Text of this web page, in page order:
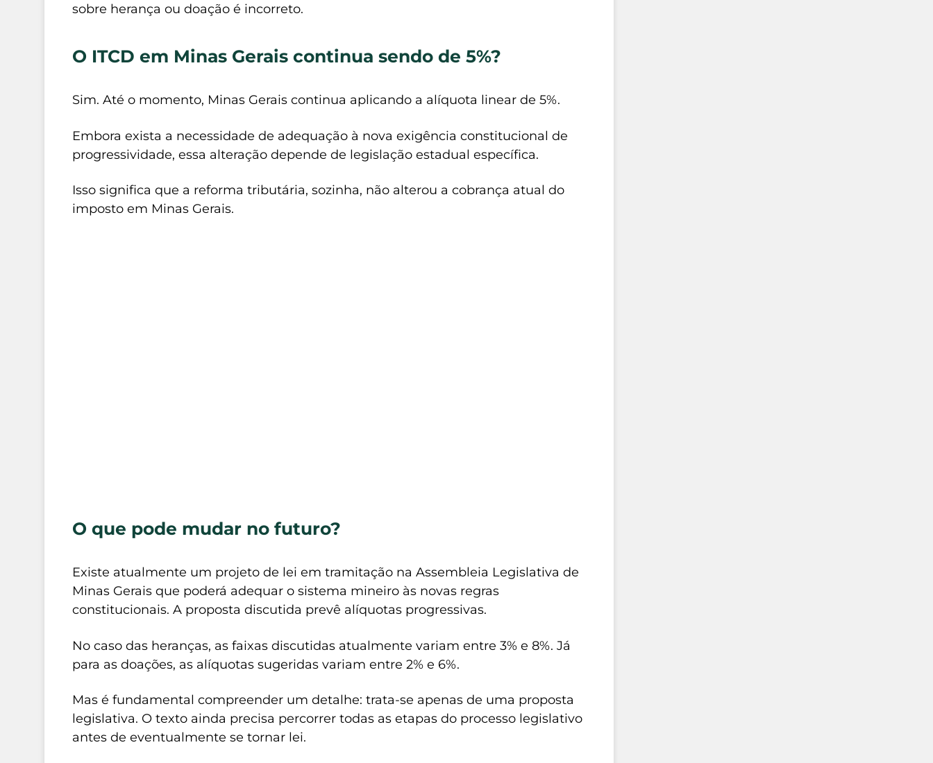
sobre herança ou doação é incorreto.
O ITCD em Minas Gerais continua sendo de 5%?
Sim. Até o momento, Minas Gerais continua aplicando a alíquota linear de 5%.
Embora exista a necessidade de adequação à nova exigência constitucional de
progressividade, essa alteração depende de legislação estadual específica.
Isso significa que a reforma tributária, sozinha, não alterou a cobrança atual do
imposto em Minas Gerais.
O que pode mudar no futuro?
Existe atualmente um projeto de lei em tramitação na Assembleia Legislativa de
Minas Gerais que poderá adequar o sistema mineiro às novas regras
constitucionais. A proposta discutida prevê alíquotas progressivas.
No caso das heranças, as faixas discutidas atualmente variam entre 3% e 8%. Já
para as doações, as alíquotas sugeridas variam entre 2% e 6%.
Mas é fundamental compreender um detalhe: trata-se apenas de uma proposta
legislativa. O texto ainda precisa percorrer todas as etapas do processo legislativo
antes de eventualmente se tornar lei.